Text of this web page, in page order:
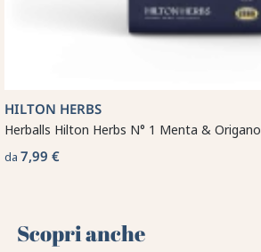
HILTON HERBS
Herballs Hilton Herbs N° 1 Menta & Origano
da 7,99 €
Scopri anche 🌻